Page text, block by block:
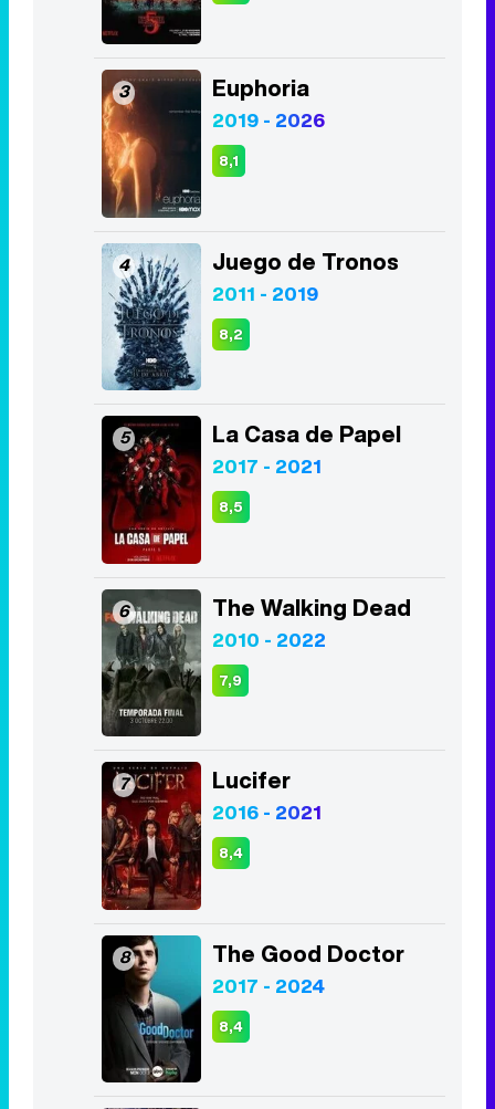
3 Euphoria
2019 - 2026
8,1
4 Juego de Tronos
2011 - 2019
8,2
5 La Casa de Papel
2017 - 2021
8,5
6 The Walking Dead
2010 - 2022
7,9
7 Lucifer
2016 - 2021
8,4
8 The Good Doctor
2017 - 2024
8,4